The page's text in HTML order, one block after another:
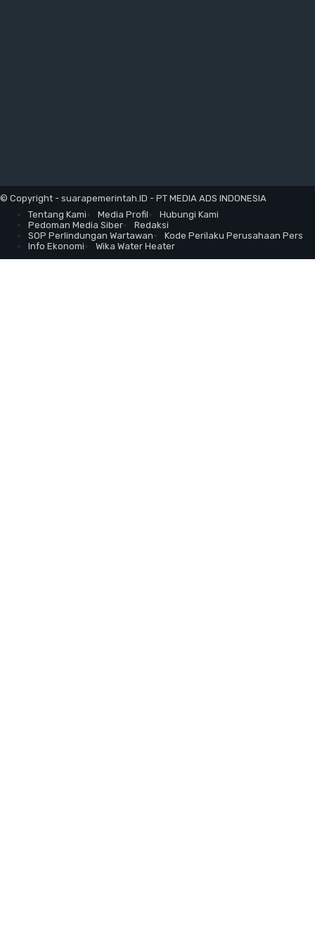
© Copyright - suarapemerintah.ID - PT MEDIA ADS INDONESIA
Tentang Kami
Media Profil
Hubungi Kami
Pedoman Media Siber
Redaksi
SOP Perlindungan Wartawan
Kode Perilaku Perusahaan Pers
Info Ekonomi
Wika Water Heater